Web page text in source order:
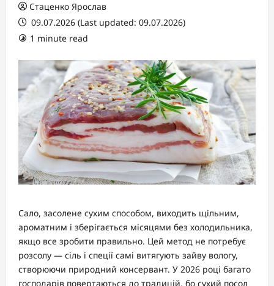
Стаценко Ярослав
09.07.2026 (Last updated: 09.07.2026)
1 minute read
Сало, засолене сухим способом, виходить щільним,
ароматним і зберігається місяцями без холодильника,
якщо все зробити правильно. Цей метод не потребує
розсолу — сіль і спеції самі витягують зайву вологу,
створюючи природний консервант. У 2026 році багато
господарів повертаються до традицій, бо сухий посол